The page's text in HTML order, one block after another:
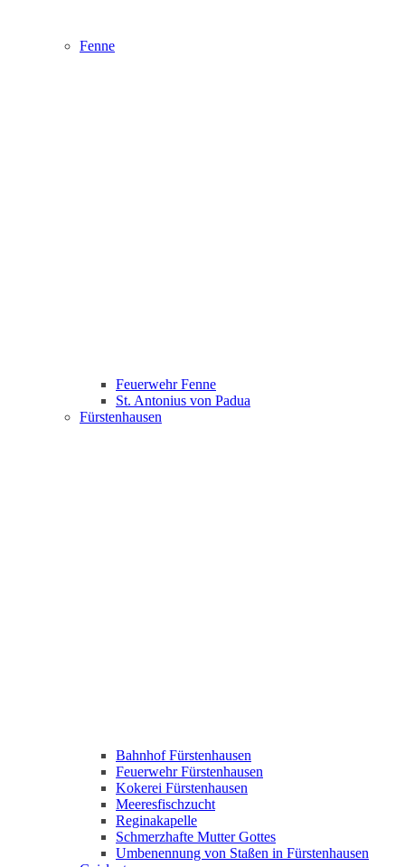
Fenne
Feuerwehr Fenne
St. Antonius von Padua
Fürstenhausen
Bahnhof Fürstenhausen
Feuerwehr Fürstenhausen
Kokerei Fürstenhausen
Meeresfischzucht
Reginakapelle
Schmerzhafte Mutter Gottes
Umbenennung von Staßen in Fürstenhausen